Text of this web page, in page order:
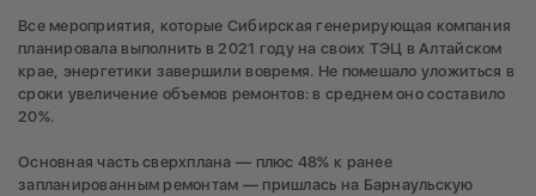
Все мероприятия, которые Сибирская генерирующая компания
планировала выполнить в 2021 году на своих ТЭЦ в Алтайском
крае, энергетики завершили вовремя. Не помешало уложиться в
сроки увеличение объемов ремонтов: в среднем оно составило
20%.
Основная часть сверхплана — плюс 48% к ранее
запланированным ремонтам — пришлась на Барнаульскую